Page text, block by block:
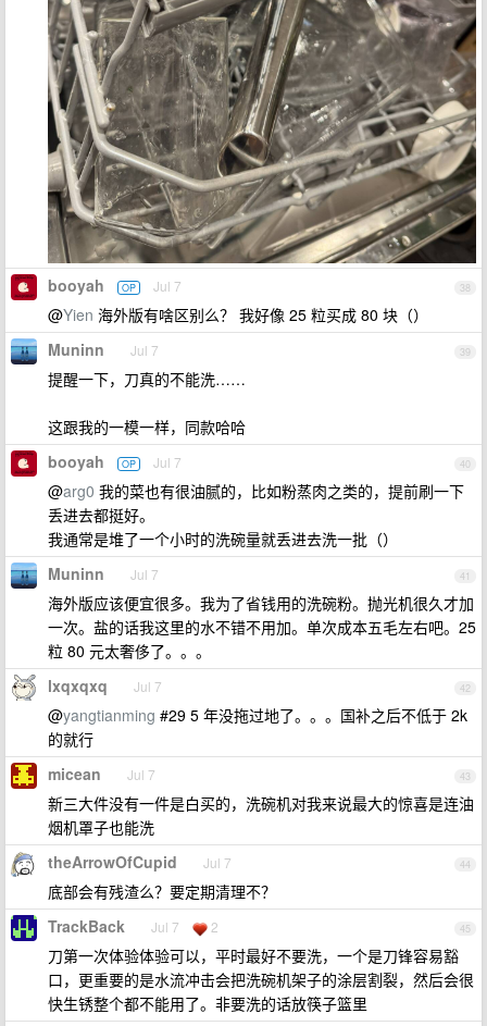
38
booyah OP Jul 7
@Yien 海外版有啥区别么？ 我好像 25 粒买成 80 块（）
39
Muninn Jul 7
提醒一下，刀真的不能洗……
这跟我的一模一样，同款哈哈
40
booyah OP Jul 7
@arg0 我的菜也有很油腻的，比如粉蒸肉之类的，提前刷一下
丢进去都挺好。
我通常是堆了一个小时的洗碗量就丢进去洗一批（）
41
Muninn Jul 7
海外版应该便宜很多。我为了省钱用的洗碗粉。抛光机很久才加
一次。盐的话我这里的水不错不用加。单次成本五毛左右吧。25
粒 80 元太奢侈了。。。
42
lxqxqxq Jul 7
@yangtianming #29 5 年没拖过地了。。。国补之后不低于 2k
的就行
43
micean Jul 7
新三大件没有一件是白买的，洗碗机对我来说最大的惊喜是连油
烟机罩子也能洗
44
theArrowOfCupid Jul 7
底部会有残渣么？要定期清理不？
45
TrackBack Jul 7 2
刀第一次体验体验可以，平时最好不要洗，一个是刀锋容易豁
口，更重要的是水流冲击会把洗碗机架子的涂层割裂，然后会很
快生锈整个都不能用了。非要洗的话放筷子篮里